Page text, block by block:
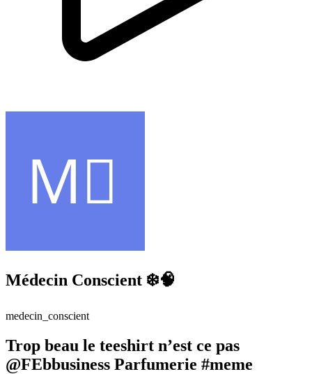
Médecin Conscient ❄️🧠
medecin_conscient
Trop beau le teeshirt n’est ce pas
@FEbbusiness Parfumerie #meme